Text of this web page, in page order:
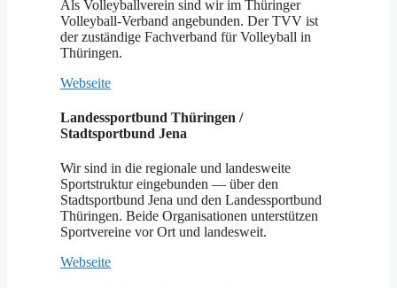
Als Volleyballverein sind wir im Thüringer
Volleyball-Verband angebunden. Der TVV ist
der zuständige Fachverband für Volleyball in
Thüringen.
Webseite
Landessportbund Thüringen /
Stadtsportbund Jena
Wir sind in die regionale und landesweite
Sportstruktur eingebunden — über den
Stadtsportbund Jena und den Landessportbund
Thüringen. Beide Organisationen unterstützen
Sportvereine vor Ort und landesweit.
Webseite